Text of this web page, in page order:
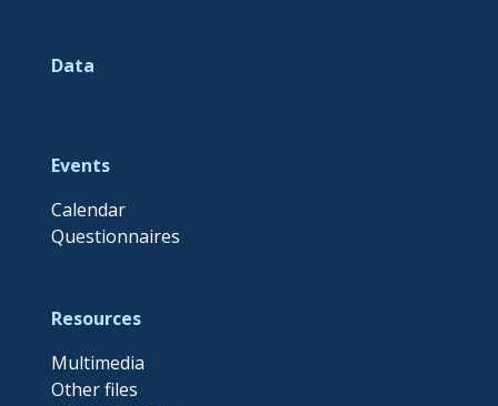
Data
Events
Calendar
Questionnaires
Resources
Multimedia
Other files